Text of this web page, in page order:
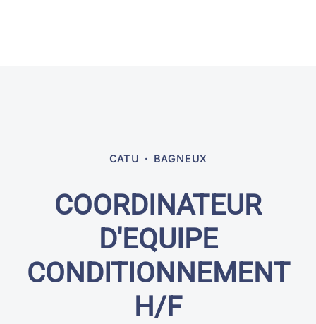
CATU · BAGNEUX
COORDINATEUR
D'EQUIPE
CONDITIONNEMENT
H/F